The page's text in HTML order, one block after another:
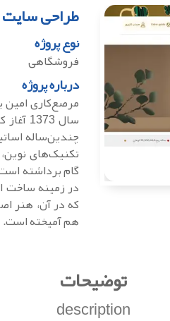
طراحی
نوع پروژه
فروشگاهی
درباره پروژه
سال
چندین‌ساله
تکنیک‌های
گام برداشته
در زمینه ساخت
که در آن، هنر
هم آمیخته است.
توضیحات
description